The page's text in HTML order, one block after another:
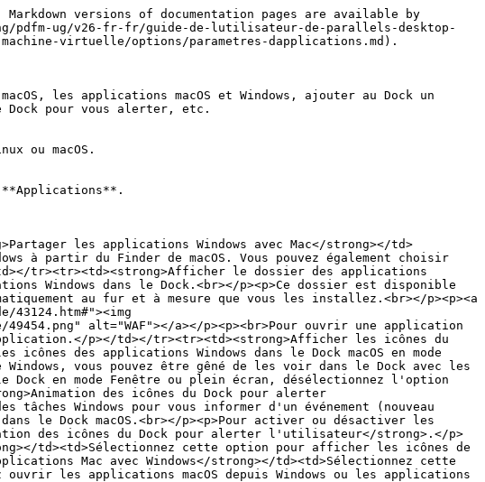
versions of documentation pages are available by
pdfm-ug/v26-fr-fr/guide-de-lutilisateur-de-parallels-desktop-
virtuelle/options/parametres-dapplications.md).
les applications macOS et Windows, ajouter au Dock un
Dock pour vous alerter, etc.
ou macOS.
les applications Windows avec Mac</strong></td>
à partir du Finder de macOS. Vous pouvez également choisir
tr><tr><td><strong>Afficher le dossier des applications
Windows dans le Dock.<br></p><p>Ce dossier est disponible
au fur et à mesure que vous les installez.<br></p><p><a
43124.htm#"><img
49454.png" alt="WAF"></a></p><p><br>Pour ouvrir une application
p></td></tr><tr><td><strong>Afficher les icônes du
icônes des applications Windows dans le Dock macOS en mode
vous pouvez être gêné de les voir dans le Dock avec les
Dock en mode Fenêtre ou plein écran, désélectionnez l'option
des icônes du Dock pour alerter
Windows pour vous informer d'un événement (nouveau
le Dock macOS.<br></p><p>Pour activer ou désactiver les
des icônes du Dock pour alerter l'utilisateur</strong>.</p>
td><td>Sélectionnez cette option pour afficher les icônes de
Mac avec Windows</strong></td><td>Sélectionnez cette
les applications macOS depuis Windows ou les applications